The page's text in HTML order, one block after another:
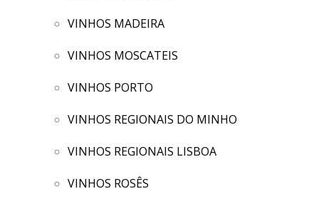
VINHOS MADEIRA
VINHOS MOSCATEIS
VINHOS PORTO
VINHOS REGIONAIS DO MINHO
VINHOS REGIONAIS LISBOA
VINHOS ROSÊS